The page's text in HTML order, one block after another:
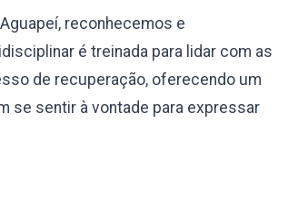
reconhecemos e
é treinada para lidar com as
de recuperação, oferecendo um
se sentir à vontade para expressar